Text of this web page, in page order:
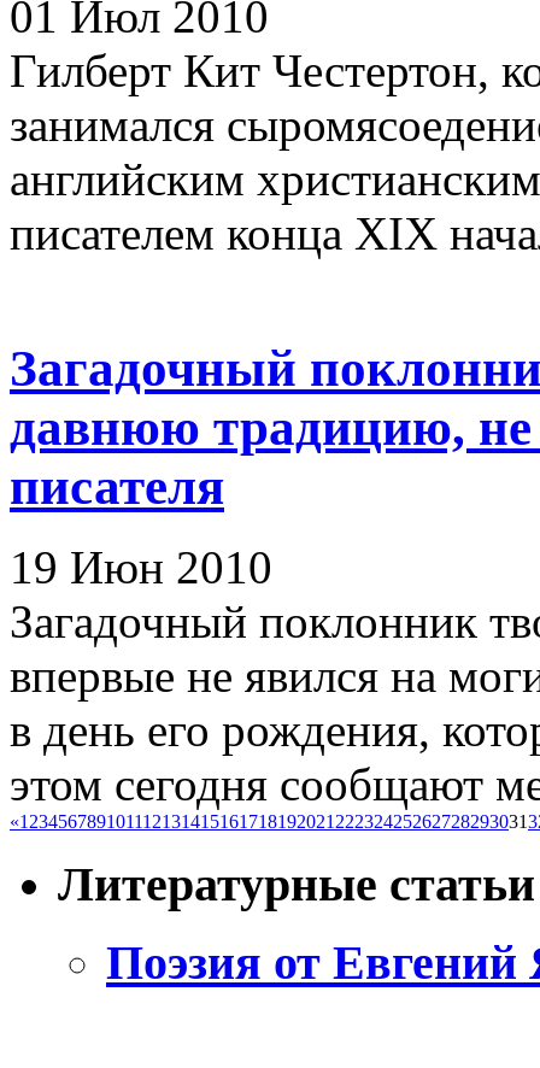
01 Июл 2010
Гилберт Кит Честертон,
занимался
английским
писателем конца XIX
Загадочный
давнюю традицию, не
писателя
19 Июн 2010
Загадочный поклонник
впервые не явился на
в день его рождения,
этом сегодня сообщают
«1 23456789101112131415161718192021 22232425262728293031
Литературные статьи
Поэзия от Евгений